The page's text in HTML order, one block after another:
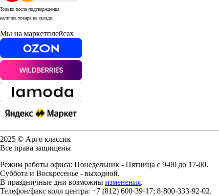
Только после подтверждения
наличия товара на складе.
Мы на маркетплейсах
2025 © Арго классик
Все права защищены
Режим работы офиса: Понедельник - Пятница с 9-00 до 17-00.
Суббота и Воскресенье - выходной.
В праздничные дни возможны изменения.
Телефон/факс колл центра: +7 (812) 600-39-17; 8-800-333-92-02.